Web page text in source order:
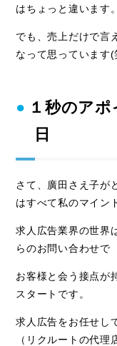
はちょっと違います。
でも、売上だけで言
なって思っています(
１秒のア
日
さて、廣田さえ子が
はすべて私のマイン
求人広告業界の世界
らのお問い合わせで
お客様と会う接点が
スタートです。
求人広告をお任せし
（リクルートの代理